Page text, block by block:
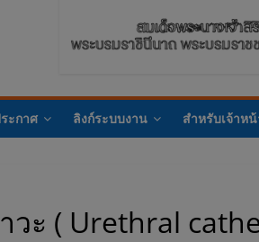
ะกาศ ลิงก์ระบบงาน สำหรับเจ้าห
ะ ( Urethral